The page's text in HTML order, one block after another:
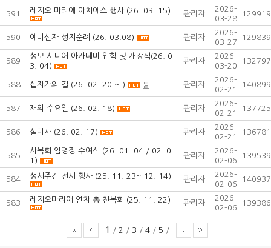
591 레지오 마리에 아치에스 행사 (26. 03. 15) 관리자
2026-
03-28
129919
590 예비신자 성지순례 (26. 03.08) 관리자
2026-
03-27
129839
589
성모 시니어 아카데미 입학 및 개강식(26. 0
3. 04)
관리자
2026-
03-20
132797
588 십자가의 길 (26. 02. 20 ~ ) 관리자
2026-
02-21
140899
587 재의 수요일 (26. 02. 18) 관리자
2026-
02-21
137725
586 설미사 (26. 02. 17) 관리자
2026-
02-21
136781
585
사목회 임명장 수여식 (26. 01. 04 / 02. 0
1)
관리자
2026-
02-06
139539
584 성서주간 전시 행사 (25. 11. 23~ 12. 14) 관리자
2026-
02-06
140937
583 레지오마리애 연차 총 친목회 (25. 11. 22) 관리자
2026-
02-06
139386
1 / 2 / 3 / 4 / 5 /